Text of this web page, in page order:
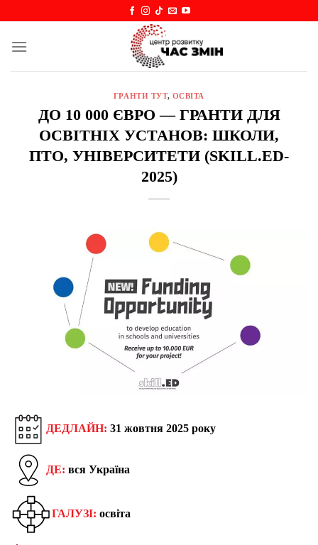
content
ГРАНТИ ТУТ, ОСВІТА
ДО 10 000 ЄВРО — ГРАНТИ ДЛЯ
ОСВІТНІХ УСТАНОВ: ШКОЛИ,
ПТО, УНІВЕРСИТЕТИ (SKILL.ED-
2025)
ДЕДЛАЙН: 31 жовтня 2025 року
ДЕ: вся Україна
ГАЛУЗІ: освіта